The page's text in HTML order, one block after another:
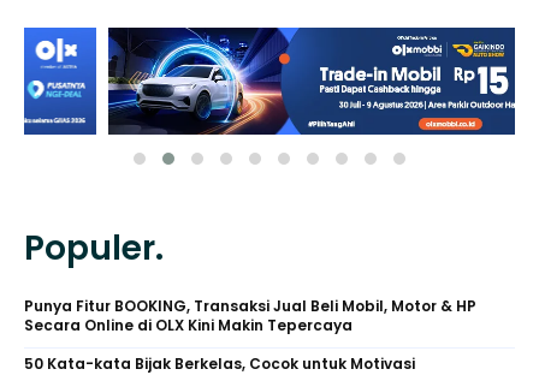
Populer.
Punya Fitur BOOKING, Transaksi Jual Beli Mobil, Motor & HP
Secara Online di OLX Kini Makin Tepercaya
50 Kata-kata Bijak Berkelas, Cocok untuk Motivasi